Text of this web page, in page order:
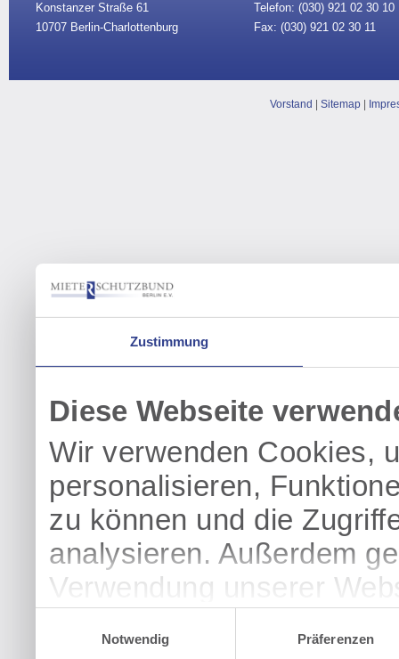
Zustimmung
Diese Webseite
Wir verwenden Cookies,
personalisieren,
zu können und die
analysieren. Außerdem
Verwendung unserer
Notwendig
Präferenzen
Konstanzer Straße 61
10707 Berlin-Charlottenburg
Telefon: (030) 921 02 30 10
Fax: (030) 921 02 30 11
Vorstand Sitemap|